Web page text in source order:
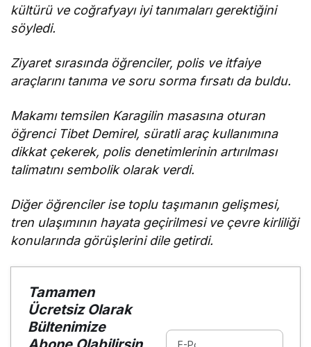
kültürü ve coğrafyayı iyi tanımaları gerektiğini
söyledi.
Ziyaret sırasında öğrenciler, polis ve itfaiye
araçlarını tanıma ve soru sorma fırsatı da buldu.
Makamı temsilen Karagilin masasına oturan
öğrenci Tibet Demirel, süratli araç kullanımına
dikkat çekerek, polis denetimlerinin artırılması
talimatını sembolik olarak verdi.
Diğer öğrenciler ise toplu taşımanın gelişmesi,
tren ulaşımının hayata geçirilmesi ve çevre kirliliği
konularında görüşlerini dile getirdi.
Tamamen
Ücretsiz Olarak
Bültenimize